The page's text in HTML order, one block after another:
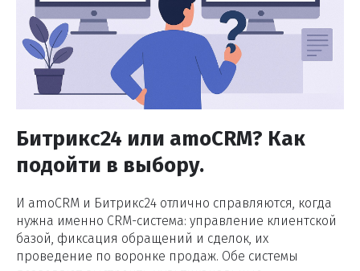
Битрикс24 или amoCRM? Как
подойти в выбору.
И amoCRM и Битрикс24 отлично справляются, когда
нужна именно CRM-система: управление клиентской
базой, фиксация обращений и сделок, их
проведение по воронке продаж. Обе системы